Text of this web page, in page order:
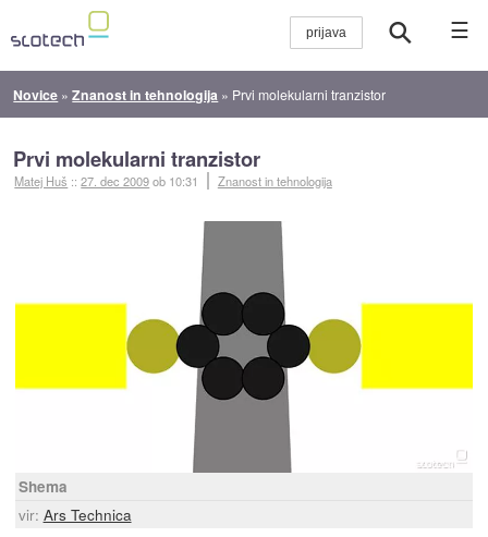
☰
Novice »Znanost in tehnologija » Prvi molekularni tranzistor
Prvi molekularni tranzistor
Matej Huš ::27. dec 2009ob 10:31 Znanost in tehnologija
Shema
vir: Ars Technica